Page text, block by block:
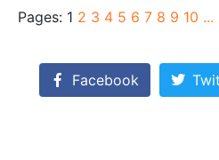
Pages: 1 2 3 4 5 6 7 8 9 10 ...
Facebook